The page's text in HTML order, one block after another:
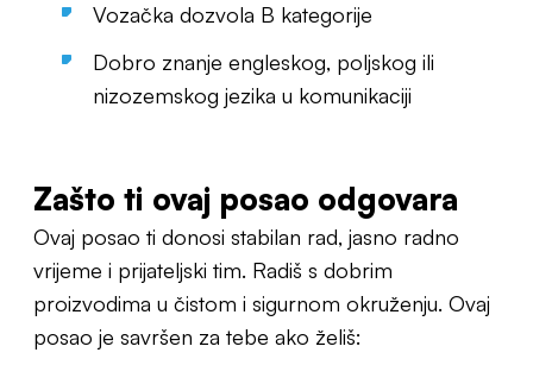
Vozačka dozvola B kategorije
Dobro znanje engleskog, poljskog ili
nizozemskog jezika u komunikaciji
Zašto ti ovaj posao odgovara
Ovaj posao ti donosi stabilan rad, jasno radno
vrijeme i prijateljski tim. Radiš s dobrim
proizvodima u čistom i sigurnom okruženju. Ovaj
posao je savršen za tebe ako želiš: